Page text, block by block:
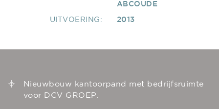
UITVOERING:
ABCOUDE
2013
Nieuwbouw kantoorpand met bedrijfsruimte
voor DCV GROEP.